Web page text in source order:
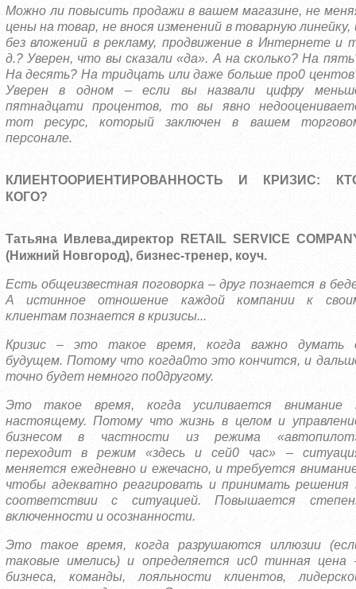
Можно ли повысить продажи в вашем магазине, не
цены на товар, не внося изменений в товарную линейку,
без вложений в рекламу, продвижение в Интернете и
д.? Уверен, что вы сказали «да». А на сколько? На
На десять? На тридцать или даже больше про0
Уверен в одном – если вы назвали цифру
пятнадцати процентов, то вы явно
тот ресурс, который заключен в вашем
персонале.
КЛИЕНТООРИЕНТИРОВАННОСТЬ И КРИЗИС:
КОГО?
Татьяна Ивлева,директор RETAIL SERVICE
(Нижний Новгород), бизнес-тренер, коуч.
Есть общеизвестная поговорка – друг познается в
А истинное отношение каждой компании к
клиентам познается в кризисы...
Кризис – это такое время, когда важно думать
будущем. Потому что когда0то это кончится, и
точно будет немного по0другому.
Это такое время, когда усиливается внимание
настоящему. Потому что жизнь в целом и
бизнесом в частности из режима
переходит в режим «здесь и сей0 час» –
меняется ежедневно и ежечасно, и требуется
чтобы адекватно реагировать и принимать решения
соответствии с ситуацией. Повышается
включенности и осознанности.
Это такое время, когда разрушаются иллюзии
таковые имелись) и определяется ис0 тинная цена
бизнеса, команды, лояльности клиентов,